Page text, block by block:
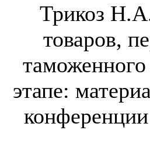
Трикоз
товаров,
этапе: